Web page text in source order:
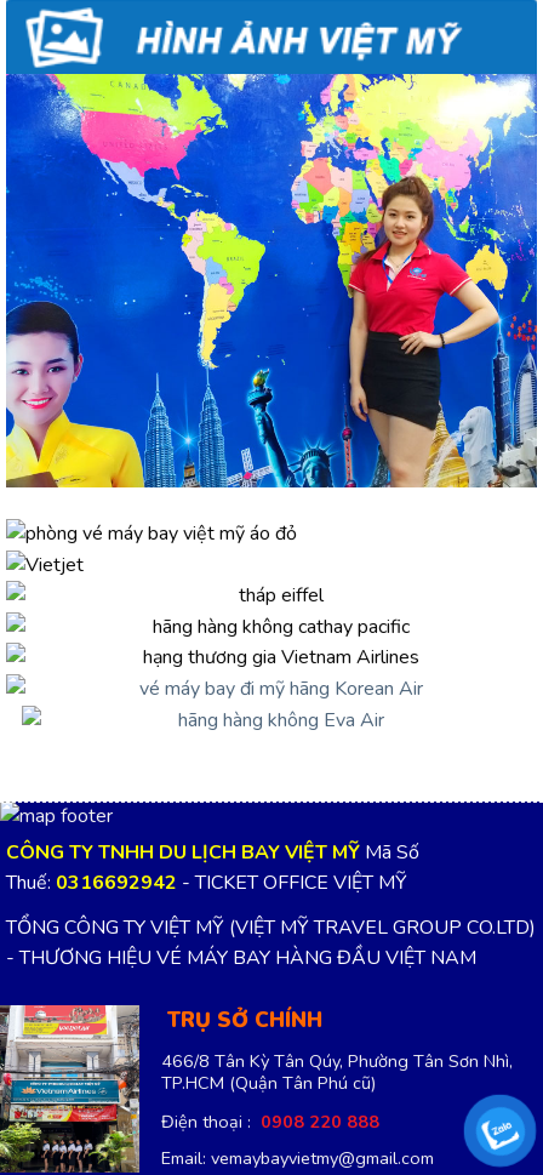
CÔNG TY TNHH DU LỊCH BAY VIỆT MỸ
Mã Số
TỔNG CÔNG TY VIỆT MỸ (VIỆT MỸ TRAVEL GROUP CO.LTD)
- THƯƠNG HIỆU VÉ MÁY BAY HÀNG ĐẦU VIỆT NAM
TRỤ SỞ CHÍNH
466/8 Tân Kỳ Tân Qúy, Phường Tân Sơn Nhì,
TP.HCM(Quận Tân Phú cũ)
Điện thoại : 0908 220 888
56 Nguyễn Thị Thập, Phường Tân Thuận,
TP.HCM(Quận 7 cũ)
Điện thoại :0908 520 088
Email: vemaybayvietmy@gmail.com
VÉ MÁY BAY QUẬN TÂN PHÚ
48 Cách Mạng, Phường Phú Thọ Hòa, TP.HCM
(Quận Tân Phú cũ)
Điện thoại :0918 234 072
Email: vemaybayvietmy@gmail.com